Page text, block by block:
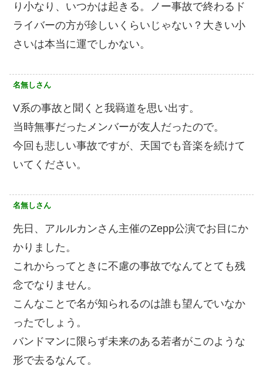
り小なり、いつかは起きる。ノー事故で終わるド
ライバーの方が珍しいくらいじゃない？大きい小
さいは本当に運でしかない。
名無しさん
V系の事故と聞くと我羇道を思い出す。
当時無事だったメンバーが友人だったので。
今回も悲しい事故ですが、天国でも音楽を続けて
いてください。
名無しさん
先日、アルルカンさん主催のZepp公演でお目にか
かりました。
これからってときに不慮の事故でなんてとても残
念でなりません。
こんなことで名が知られるのは誰も望んでいなか
ったでしょう。
バンドマンに限らず未来のある若者がこのような
形で去るなんて。